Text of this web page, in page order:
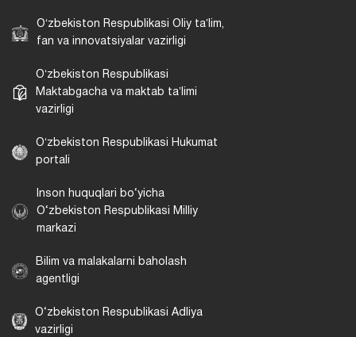
Oʻzbekiston Respublikasi Oliy taʼlim,
fan va innovatsiyalar vazirligi
Oʻzbekiston Respublikasi
Maktabgacha va maktab taʼlimi
vazirligi
Oʻzbekiston Respublikasi Hukumat
portali
Inson huquqlari bo‘yicha
O‘zbekiston Respublikasi Milliy
markazi
Bilim va malakalarni baholash
agentligi
O‘zbekiston Respublikasi Adliya
vazirligi